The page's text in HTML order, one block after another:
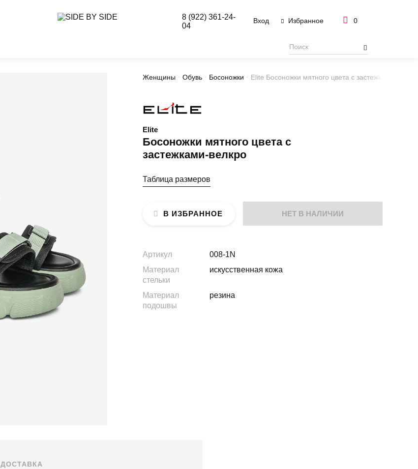
Вход Избранное 0
8 (922) 361-24-
04
Женщины Обувь Босоножки Elite Босоножки мятного цвета с застежками-велкро
Elite
Босоножки мятного цвета с
застежками-велкро
Таблица размеров
В ИЗБРАННОЕ НЕТ В НАЛИЧИИ
Артикул
008-1N
Материал
стельки
искусственная кожа
Материал
подошвы
резина
ДОСТАВКА